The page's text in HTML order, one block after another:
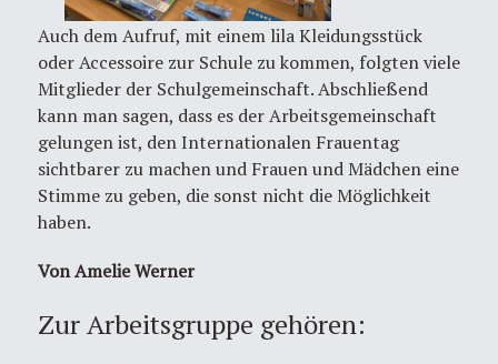
Auch dem Aufruf, mit einem lila Kleidungsstück
oder Accessoire zur Schule zu kommen, folgten viele
Mitglieder der Schulgemeinschaft. Abschließend
kann man sagen, dass es der Arbeitsgemeinschaft
gelungen ist, den Internationalen Frauentag
sichtbarer zu machen und Frauen und Mädchen eine
Stimme zu geben, die sonst nicht die Möglichkeit
haben.
Von Amelie Werner
Zur Arbeitsgruppe gehören: